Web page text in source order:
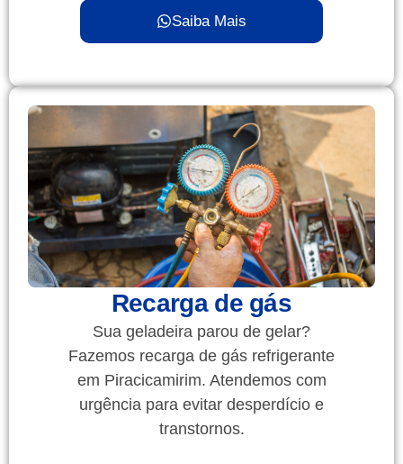
Saiba Mais
Recarga de gás
Sua geladeira parou de gelar?
Fazemos recarga de gás refrigerante
em Piracicamirim. Atendemos com
urgência para evitar desperdício e
transtornos.